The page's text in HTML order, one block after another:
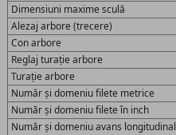
Dimensiuni maxime sculă
Alezaj arbore (trecere)
Con arbore
Reglaj turație arbore
Turație arbore
Număr și domeniu filete metrice
Număr și domeniu filete în inch
Număr și domeniu avans longitudinal